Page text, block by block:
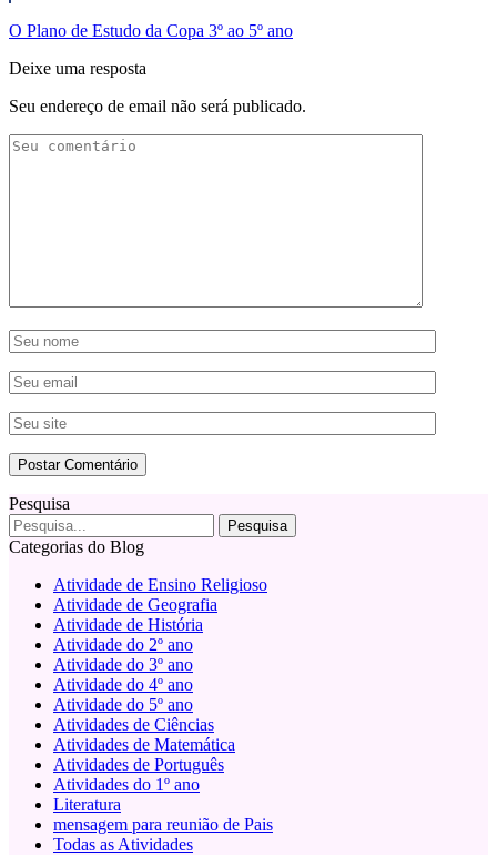
O Plano de Estudo da Copa 3º ao 5º ano
Deixe uma resposta
Seu endereço de email não será publicado.
Pesquisa
Categorias do Blog
Atividade de Ensino Religioso
Atividade de Geografia
Atividade de História
Atividade do 2º ano
Atividade do 3º ano
Atividade do 4º ano
Atividade do 5º ano
Atividades de Ciências
Atividades de Matemática
Atividades de Português
Atividades do 1º ano
Literatura
mensagem para reunião de Pais
Todas as Atividades